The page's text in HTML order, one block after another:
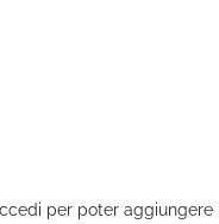
per poter aggiungere